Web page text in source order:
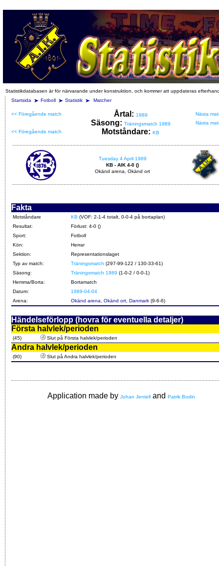
Statistikdatabasen är för närvarande under konstruktion, och kommer att uppdateras
Startsida
Fotboll Statistik Matcher
<< Föregående match Årtal: 1989 Nästa
Säsong: Träningsmatch 1989
Nästa
<< Föregående match
Motståndare: KB
Tuesday 4 April 1989
KB - AIK 4-0 ()
Okänd arena, Okänd ort
Fakta
Motståndare KB (VOF: 2-1-4 totalt, 0-0-4 på bortaplan)
Resultat:
Förlust: 4-0 ()
Sport:
Fotboll
Kön:
Herrar
Sektion:
Representationslaget
Typ av match:
Träningsmatch (297-99-122 / 130-33-61)
Säsong:
Träningsmatch 1989 (1-0-2 / 0-0-1)
Hemma/Borta:
Bortamatch
Datum:
1989-04-04
Arena:
Okänd arena, Okänd ort, Danmark (9-6-6)
Händelseförlopp (hovra för eventuella detaljer)
Första halvlek/perioden
(45) Slut på Första halvlek/perioden
Andra halvlek/perioden
(90) Slut på Andra halvlek/perioden
Application made by Johan Jentell and Patrik Bodin